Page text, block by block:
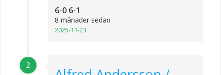
6-0 6-1
8 månader sedan
2025-11-23
2